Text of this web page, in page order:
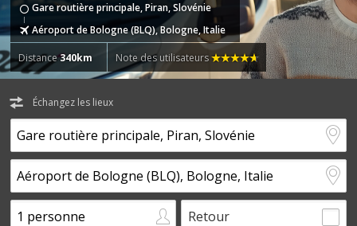
Gare routière principale, Piran, Slovénie
Aéroport de Bologne (BLQ), Bologne, Italie
Distance340km Note des utilisateurs
Échangez les lieux
Retour